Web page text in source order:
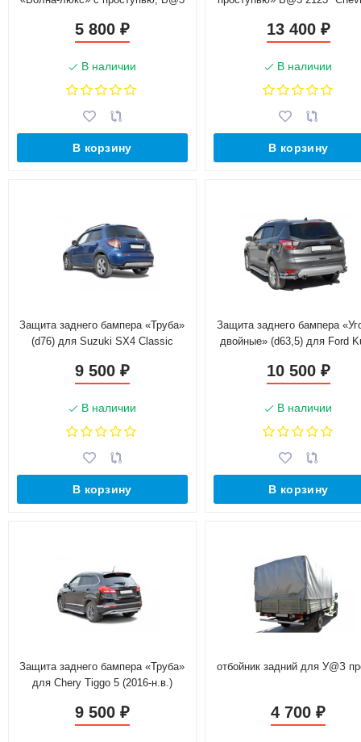
5 800 ₽
В наличии
В корзину
сталь
13 400 ₽
В наличии
В корзину
Защита заднего бампера «Труба»
(d76) для Suzuki SX4 Classic
(Окрашенное)
9 500 ₽
В наличии
В корзину
Защита заднего бампера
двойные» (d63,5) для Ford
10 500 ₽
В наличии
В корзину
Защита заднего бампера «Труба»
для Сhery Tiggo 5 (2016-н.в.)
9 500 ₽
отбойник задний для У@З
4 700₽